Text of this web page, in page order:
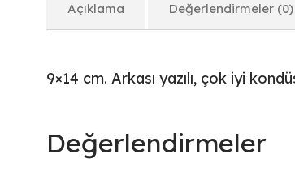
Açıklama Değerlendirmeler (0)
9×14 cm. Arkası yazılı, çok iyi
Değerlendirmeler